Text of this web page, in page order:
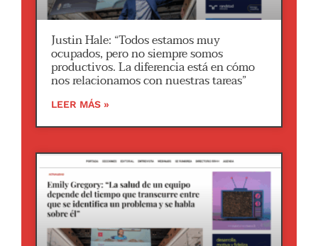
Justin Hale: “Todos estamos muy
ocupados, pero no siempre somos
productivos. La diferencia está en cómo
nos relacionamos con nuestras tareas”
LEER MÁS »